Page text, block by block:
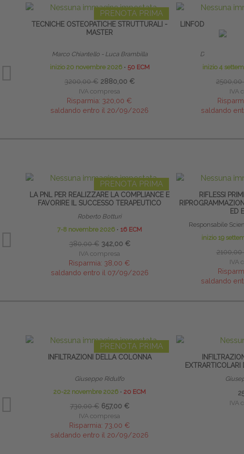
PRENOTA PRIMA
TECNICHE OSTEOPATICHE STRUTTURALI -
MASTER
Marco Chiantello - Luca Brambilla
inizio 20 novembre 2026 ∙ 50 ECM
3200,00 € 2880,00 €
IVA compresa
Risparmia: 320,00 €
saldando entro il 20/09/2026
LINFODRENAGGIO
Direttore
inizio 4
IVA
saldando
PRENOTA PRIMA
LA PNL PER REALIZZARE LA COMPLIANCE E
FAVORIRE IL SUCCESSO TERAPEUTICO
Roberto Botturi
7-8 novembre 2026 ∙ 16 ECM
380,00 € 342,00 €
IVA compresa
Risparmia: 38,00 €
saldando entro il 07/09/2026
RIFLESSI
ED
Responsabile
inizio 19
2100,00
IVA
saldando
PRENOTA PRIMA
INFILTRAZIONI DELLA COLONNA
Giuseppe Ridulfo
20-22 novembre 2026 ∙ 20 ECM
730,00 € 657,00 €
IVA compresa
Risparmia: 73,00 €
saldando entro il 20/09/2026
EXTRARTICOLARI
IVA